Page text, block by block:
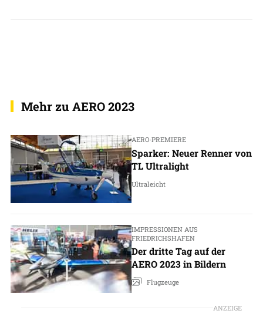
Mehr zu AERO 2023
AERO-PREMIERE
Sparker: Neuer Renner von
TL Ultralight
Ultraleicht
IMPRESSIONEN AUS
FRIEDRICHSHAFEN
Der dritte Tag auf der
AERO 2023 in Bildern
Flugzeuge
ANZEIGE